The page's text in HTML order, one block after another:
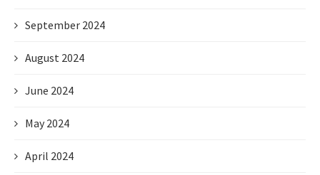
September 2024
August 2024
June 2024
May 2024
April 2024